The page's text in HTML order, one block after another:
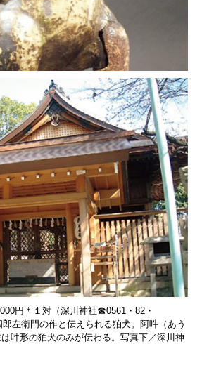
円＊１対（深川神社☎0561・82・
左衛門の作と伝えられる狛犬。阿吽（あう
吽形の狛犬のみが伝わる。写真下／深川神